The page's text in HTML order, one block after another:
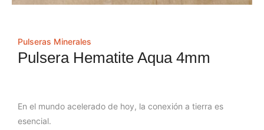
Pulseras Minerales
Pulsera Hematite Aqua 4mm
En el mundo acelerado de hoy, la conexión a tierra es
esencial.